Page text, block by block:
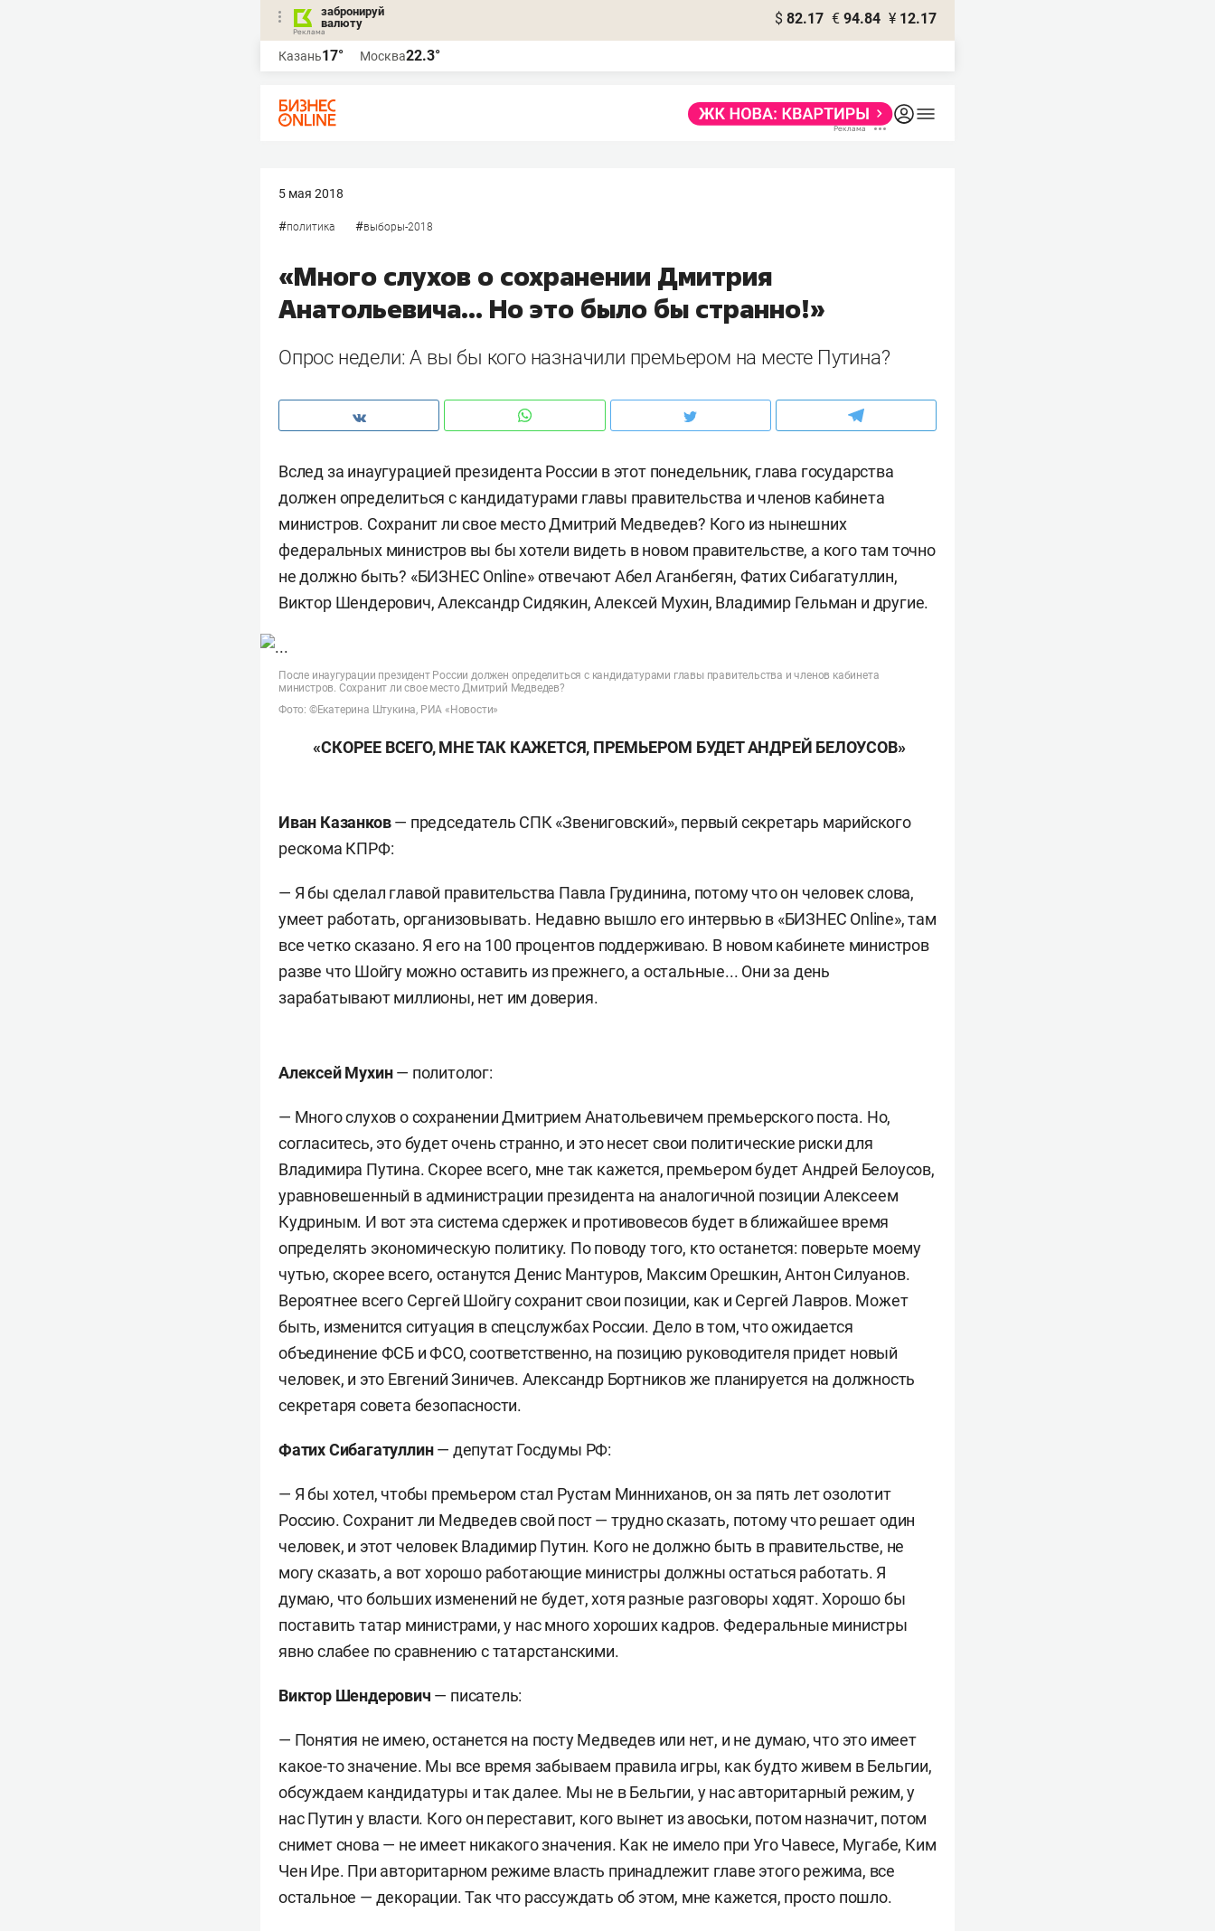
забронируй
валюту
$ 82.17 € 94.84 ¥ 12.17
Казань17° Москва22.3°
5 мая 2018
#политика #выборы-2018
«Много слухов о сохранении Дмитрия
Анатольевича... Но это было бы странно!»
Опрос недели: А вы бы кого назначили премьером на месте Путина?
Вслед за инаугурацией президента России в этот понедельник, глава государства
должен определиться с кандидатурами главы правительства и членов кабинета
министров. Сохранит ли свое место Дмитрий Медведев? Кого из нынешних
федеральных министров вы бы хотели видеть в новом правительстве, а кого там точно
не должно быть? «БИЗНЕС Online» отвечают Абел Аганбегян, Фатих Сибагатуллин,
Виктор Шендерович, Александр Сидякин, Алексей Мухин, Владимир Гельман и другие.
После инаугурации президент России должен определиться с кандидатурами главы правительства и членов кабинета
министров. Сохранит ли свое место Дмитрий Медведев?
Фото: ©Екатерина Штукина, РИА «Новости»
«СКОРЕЕ ВСЕГО, МНЕ ТАК КАЖЕТСЯ, ПРЕМЬЕРОМ БУДЕТ АНДРЕЙ БЕЛОУСОВ»
Иван Казанков— председатель СПК «Звениговский», первый секретарь марийского
рескома КПРФ:
— Я бы сделал главой правительства Павла Грудинина, потому что он человек слова,
умеет работать, организовывать. Недавно вышло его интервью в «БИЗНЕС Online», там
все четко сказано. Я его на 100 процентов поддерживаю. В новом кабинете министров
разве что Шойгу можно оставить из прежнего, а остальные... Они за день
зарабатывают миллионы, нет им доверия.
Алексей Мухин— политолог:
— Много слухов о сохранении Дмитрием Анатольевичем премьерского поста. Но,
согласитесь, это будет очень странно, и это несет свои политические риски для
Владимира Путина. Скорее всего, мне так кажется, премьером будет Андрей Белоусов,
уравновешенный в администрации президента на аналогичной позиции Алексеем
Кудриным. И вот эта система сдержек и противовесов будет в ближайшее время
определять экономическую политику. По поводу того, кто останется: поверьте моему
чутью, скорее всего, останутся Денис Мантуров, Максим Орешкин, Антон Силуанов.
Вероятнее всего Сергей Шойгу сохранит свои позиции, как и Сергей Лавров. Может
быть, изменится ситуация в спецслужбах России. Дело в том, что ожидается
объединение ФСБ и ФСО, соответственно, на позицию руководителя придет новый
человек, и это Евгений Зиничев. Александр Бортников же планируется на должность
секретаря совета безопасности.
Фатих Сибагатуллин— депутат Госдумы РФ:
— Я бы хотел, чтобы премьером стал Рустам Минниханов, он за пять лет озолотит
Россию. Сохранит ли Медведев свой пост — трудно сказать, потому что решает один
человек, и этот человек Владимир Путин. Кого не должно быть в правительстве, не
могу сказать, а вот хорошо работающие министры должны остаться работать. Я
думаю, что больших изменений не будет, хотя разные разговоры ходят. Хорошо бы
поставить татар министрами, у нас много хороших кадров. Федеральные министры
явно слабее по сравнению с татарстанскими.
Виктор Шендерович — писатель:
— Понятия не имею, останется на посту Медведев или нет, и не думаю, что это имеет
какое-то значение. Мы все время забываем правила игры, как будто живем в Бельгии,
обсуждаем кандидатуры и так далее. Мы не в Бельгии, у нас авторитарный режим, у
нас Путин у власти. Кого он переставит, кого вынет из авоськи, потом назначит, потом
снимет снова — не имеет никакого значения. Как не имело при Уго Чавесе, Мугабе, Ким
Чен Ире. При авторитарном режиме власть принадлежит главе этого режима, все
остальное — декорации. Так что рассуждать об этом, мне кажется, просто пошло.